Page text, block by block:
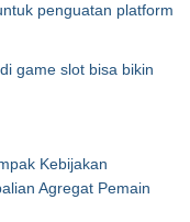
penguatan platform
game slot bisa bikin
Kebijakan
Agregat Pemain